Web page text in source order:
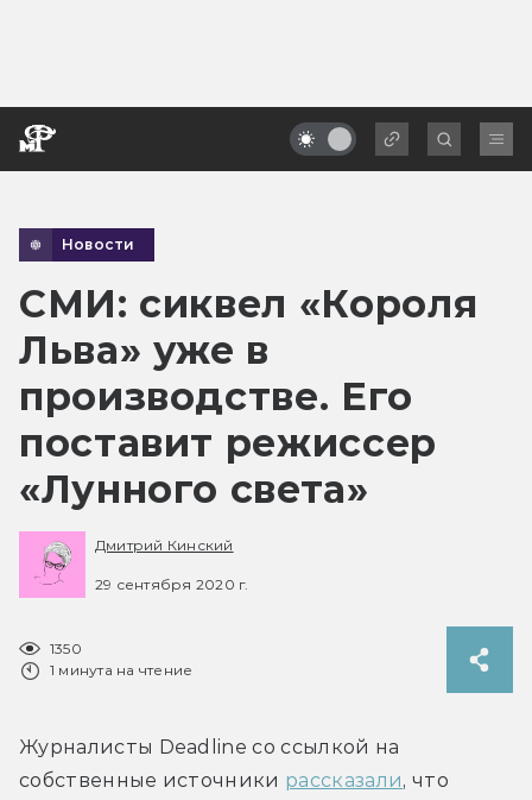
Новости
СМИ: сиквел «Короля
Льва» уже в
производстве. Его
поставит режиссер
«Лунного света»
Дмитрий Кинский
29 сентября 2020 г.
1350
1 минута на чтение
Журналисты Deadline со ссылкой на
собственные источники рассказали, что